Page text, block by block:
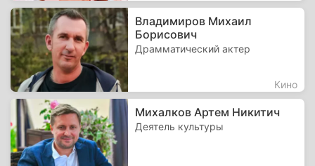
Владимиров Михаил
Борисович
Драмматический актер
Кино
Михалков Артем Никитич
Деятель культуры